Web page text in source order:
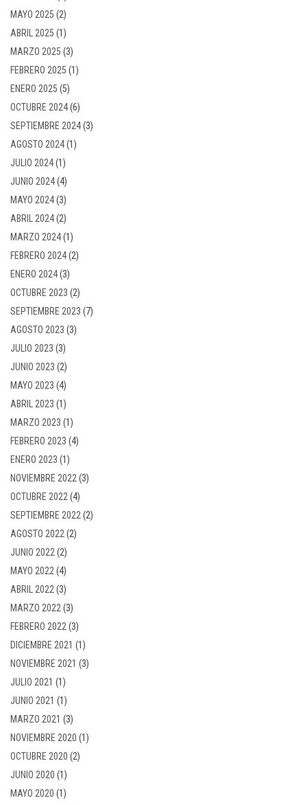
MAYO 2025 (2)
ABRIL 2025 (1)
MARZO 2025 (3)
FEBRERO 2025 (1)
ENERO 2025 (5)
OCTUBRE 2024(6)
SEPTIEMBRE 2024(3)
AGOSTO 2024(1)
JULIO 2024(1)
JUNIO 2024(4)
MAYO 2024(3)
ABRIL 2024(2)
MARZO 2024(1)
FEBRERO 2024(2)
ENERO 2024(3)
OCTUBRE 2023 (2)
SEPTIEMBRE 2023 (7)
AGOSTO 2023 (3)
JULIO 2023 (3)
JUNIO 2023 (2)
MAYO 2023 (4)
ABRIL 2023 (1)
MARZO 2023 (1)
FEBRERO 2023 (4)
ENERO 2023 (1)
NOVIEMBRE 2022 (3)
OCTUBRE 2022 (4)
SEPTIEMBRE 2022 (2)
AGOSTO 2022 (2)
JUNIO 2022 (2)
MAYO 2022 (4)
ABRIL 2022 (3)
MARZO 2022 (3)
FEBRERO 2022 (3)
DICIEMBRE 2021 (1)
NOVIEMBRE 2021 (3)
JULIO 2021 (1)
JUNIO 2021 (1)
MARZO 2021 (3)
NOVIEMBRE 2020 (1)
OCTUBRE 2020 (2)
JUNIO 2020 (1)
MAYO 2020 (1)